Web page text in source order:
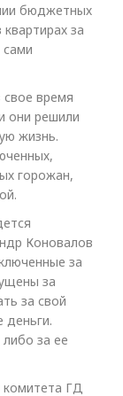
бюджетных
за
время
они решили
жизнь.
горожан,
Коновалов
за
за
за свой
деньги.
за ее
комитета ГД